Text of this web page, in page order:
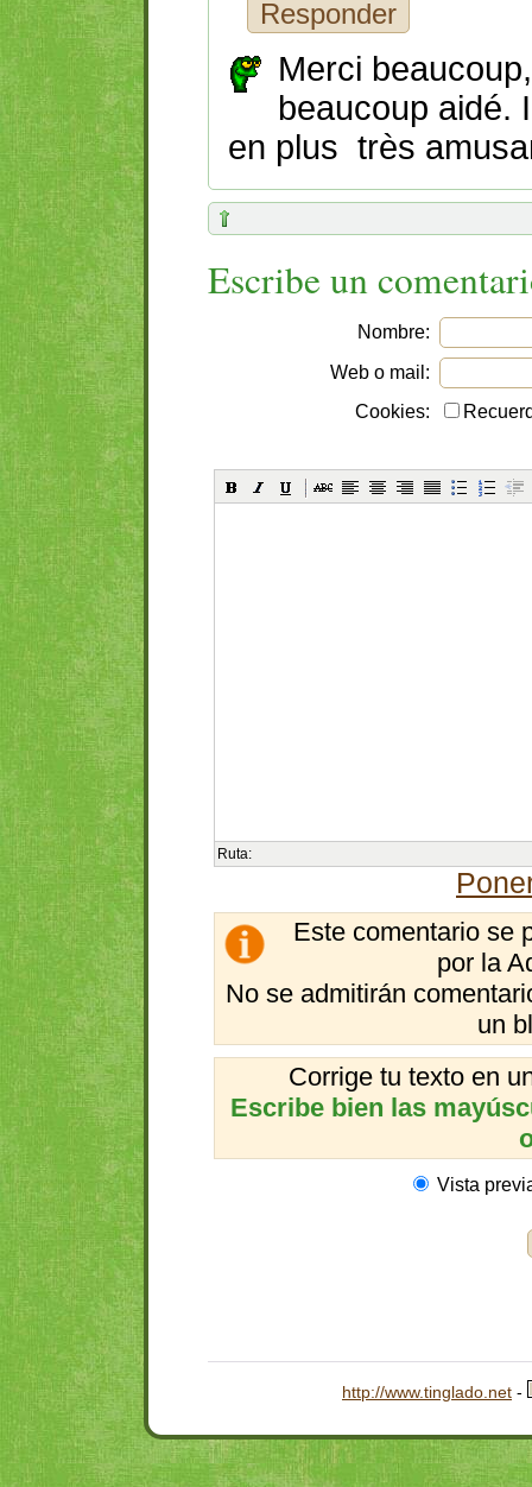
Responder
Merci
beaucoup aidé.
en plus très
Escribe un
Nombre:
Web o mail:
Cookies:
Ruta:
Este comentario se
por la
No se admitirán
un
Corrige tu texto en
Escribe bien las
Vista
http://www.tinglado.net -